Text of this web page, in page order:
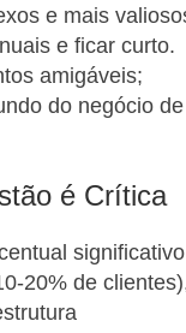
e mais
e ficar curto.
amigáveis;
do negócio de
é Crítica
significativo
20% de